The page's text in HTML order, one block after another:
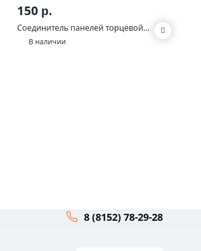
150 р.
Соединитель панелей торцевой
1010 (4 мм) Чёрный
В наличии
8 (8152) 78-29-28